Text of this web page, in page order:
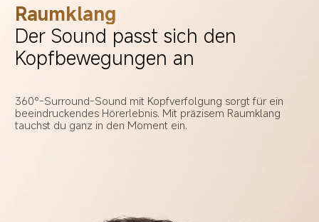
Raumklang
Der Sound passt sich den
Kopfbewegungen an
360°-Surround-Sound mit Kopfverfolgung sorgt für ein
beeindruckendes Hörerlebnis. Mit präzisem Raumklang
tauchst du ganz in den Moment ein.